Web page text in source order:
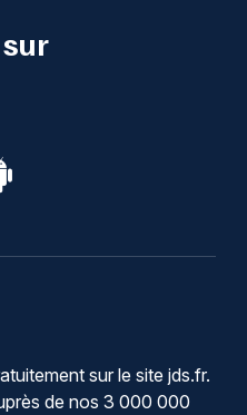
sur le site jds.fr.
de nos 3 000 000